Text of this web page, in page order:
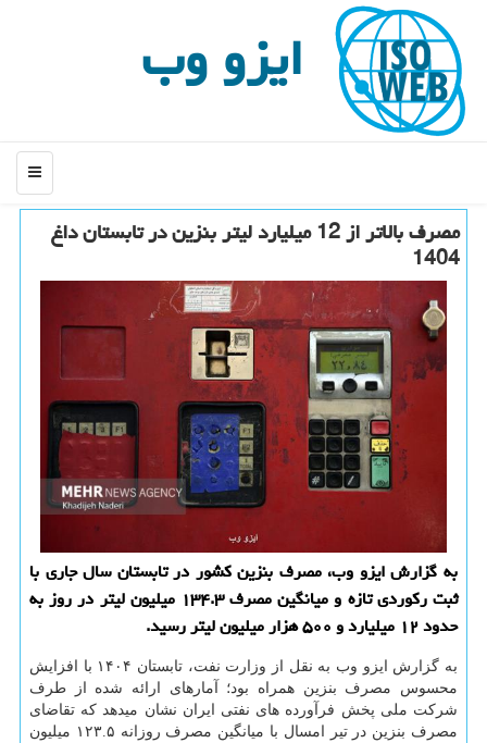
ایزو وب
منو
مصرف بالاتر از 12 میلیارد لیتر بنزین در تابستان داغ
1404
به گزارش ایزو وب، مصرف بنزین کشور در تابستان سال جاری با
ثبت رکوردی تازه و میانگین مصرف ۱۳۴.۳ میلیون لیتر در روز به
حدود ۱۲ میلیارد و ۵۰۰ هزار میلیون لیتر رسید.
به گزارش ایزو وب به نقل از وزارت نفت، تابستان ۱۴۰۴ با افزایش
محسوس مصرف بنزین همراه بود؛ آمارهای ارائه شده از طرف
شرکت ملی پخش فرآورده های نفتی ایران نشان میدهد که تقاضای
مصرف بنزین در تیر امسال با میانگین مصرف روزانه ۱۲۳.۵ میلیون